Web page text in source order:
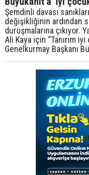
Şemdinli davası
değişikliğinin ardından
duruşmalarına çıkıyor.
Ali Kaya için “Tanırım
Genelkurmay Başkanı